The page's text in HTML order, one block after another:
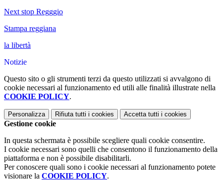
Next stop Regggio
Stampa reggiana
la libertà
Notizie
Questo sito o gli strumenti terzi da questo utilizzati si avvalgono di
cookie necessari al funzionamento ed utili alle finalità illustrate nella
COOKIE POLICY.
Personalizza Rifiuta tutti i cookies Accetta tutti i cookies
Gestione cookie
In questa schermata è possibile scegliere quali cookie consentire.
I cookie necessari sono quelli che consentono il funzionamento della
piattaforma e non è possibile disabilitarli.
Per conoscere quali sono i cookie necessari al funzionamento potete
visionare la COOKIE POLICY.